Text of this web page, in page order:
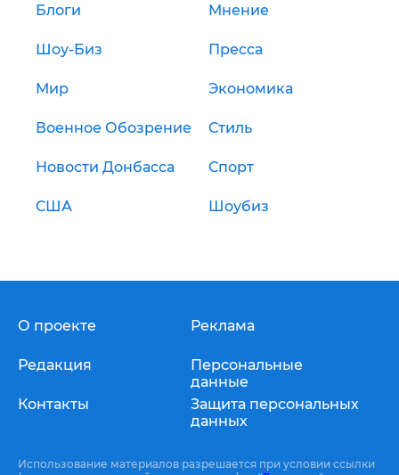
Блоги Мнение
Шоу-Биз Пресса
Мир Экономика
Военное Обозрение Стиль
Новости Донбасса Спорт
США Шоубиз
О проекте
Редакция
Контакты
Реклама
Персональные
данные
Защита персональных
данных
Использование материалов разрешается при условии ссылки